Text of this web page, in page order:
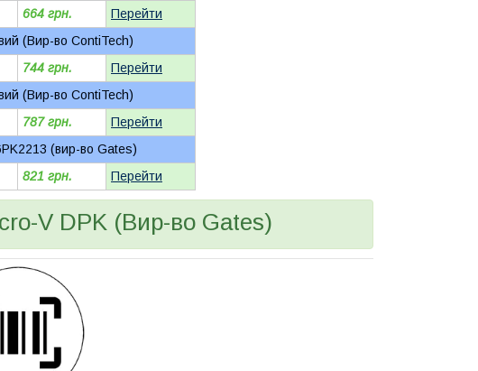
664 грн.
Перейти
(Вир-во ContiTech)
744 грн.
Перейти
(Вир-во ContiTech)
787 грн.
Перейти
(вир-во Gates)
821 грн. Перейти
V DPK (Вир-во Gates)